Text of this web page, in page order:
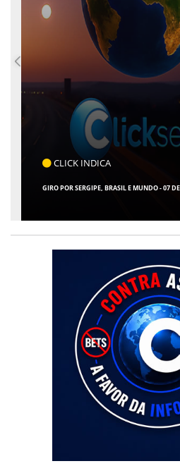
CLICK INDICA
GIRO POR SERGIPE, BRASIL E MUNDO - 07